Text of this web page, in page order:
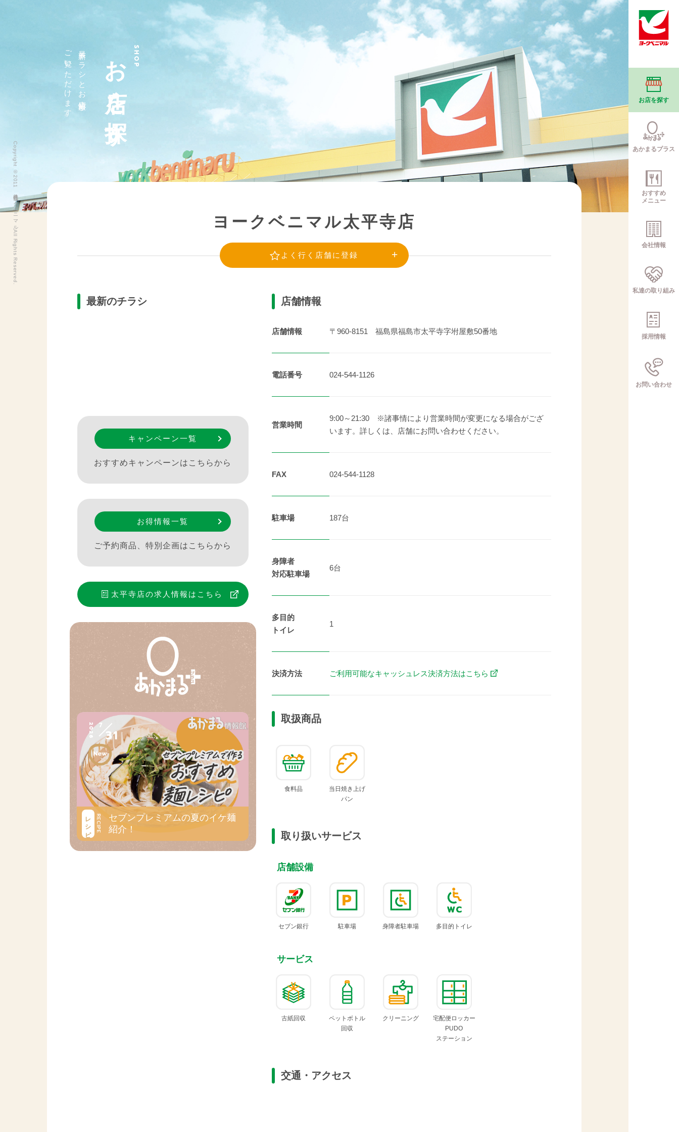
お店を探す
あかまるプラス
おすすめ
メニュー
会社情報
私達の取り組み
採用情報
お問い合わせ
SHOP
お店を探す
最新チラシとお店情報が
ご覧いただけます。
ヨークベニマル太平寺店
よく行く店舗に登録
最新のチラシ
キャンペーン一覧
おすすめキャンペーンはこちらから
お得情報一覧
ご予約商品、特別企画はこちらから
太平寺店の求人情報はこちら
2026 7
31
レシピ RECIPE
セブンプレミアムの夏のイケ麺
紹介！
店舗情報
店舗情報 〒960-8151 福島県福島市太平寺字坿屋敷50番地
電話番号 024-544-1126
営業時間
9:00～21:30 ※諸事情により営業時間が変更になる場合がござ
います。詳しくは、店舗にお問い合わせください。
FAX 024-544-1128
駐車場 187台
身障者
対応駐車場
6台
多目的
トイレ
1
決済方法 ご利用可能なキャッシュレス決済方法はこちら
取扱商品
食料品
当日焼き上げ
パン
取り扱いサービス
店舗設備
セブン銀行 駐車場 身障者駐車場 多目的 トイレ
サービス
古紙回収
ペットボトル
回収
クリーニング
宅配便ロッカー
PUDO
ステーション
交通・アクセス
Copyright ©2011 株式会社ヨークベニマル All Rights Reserved.